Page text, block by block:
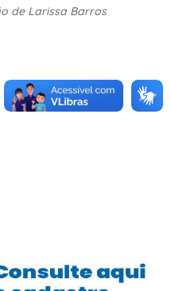
de Larissa Barros